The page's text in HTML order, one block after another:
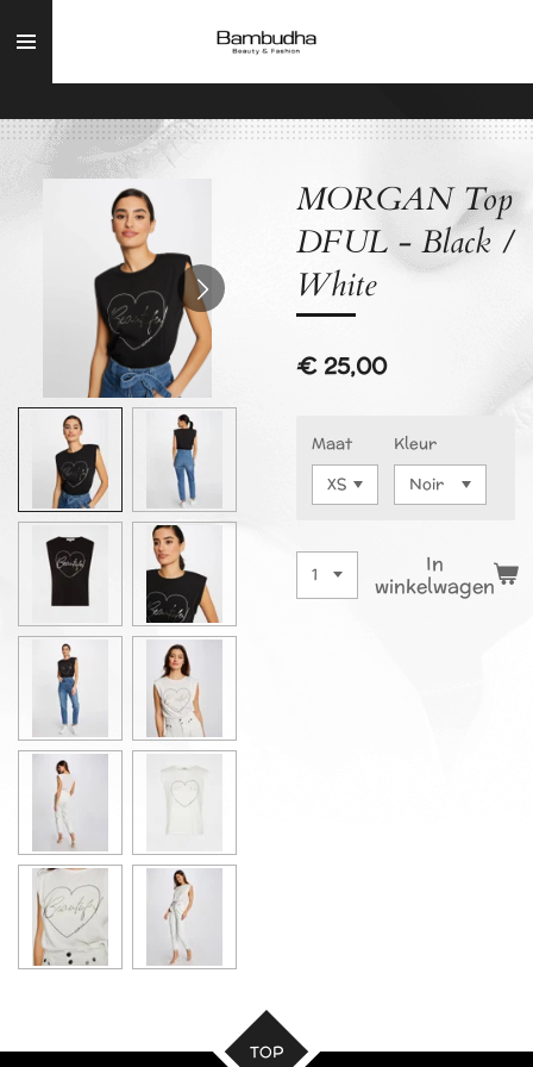
direct
hoofdinhoud
MORGAN Top
DFUL - Black /
White
€ 25,00
Maat Kleur
In
winkelwagen
TOP